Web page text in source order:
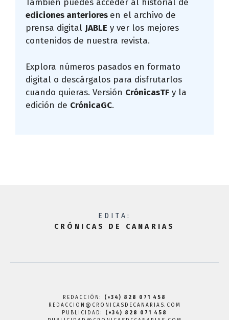
También puedes acceder al historial de
ediciones anteriores en el archivo de
prensa digital JABLE y ver los mejores
contenidos de nuestra revista.
Explora números pasados en formato
digital o descárgalos para disfrutarlos
cuando quieras. Versión CrónicasTF y la
edición de CrónicaGC.
EDITA:
CRÓNICAS DE CANARIAS
REDACCIÓN: (+34) 828 071 458
REDACCION@CRONICASDECANARIAS.COM
PUBLICIDAD: (+34) 828 071 458